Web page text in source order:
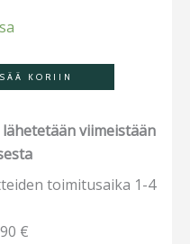
KORIIN
viimeistään
toimitusaika 1-4
€